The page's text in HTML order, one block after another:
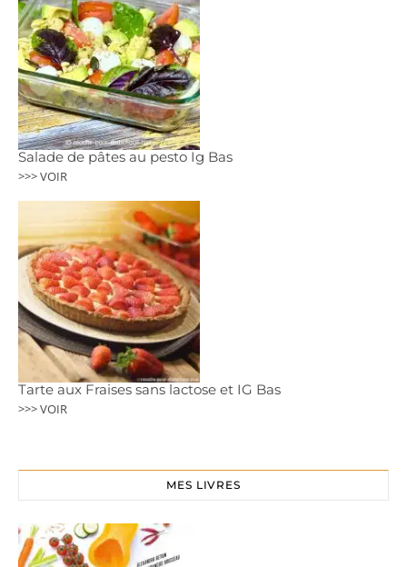
Salade de pâtes au pesto Ig Bas
>>> VOIR
Tarte aux Fraises sans lactose et IG Bas
>>> VOIR
MES LIVRES